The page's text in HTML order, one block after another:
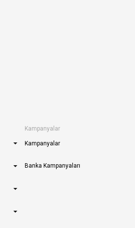
Kampanyalar
Kampanyalar
Banka Kampanyaları